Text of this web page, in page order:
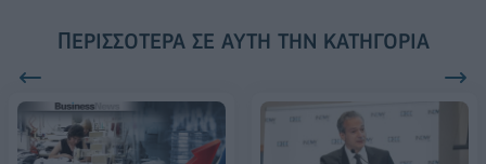
ΠΕΡΙΣΣΌΤΕΡΑ ΣΕ ΑΥΤΉ ΤΗΝ ΚΑΤΗΓΟΡΊΑ